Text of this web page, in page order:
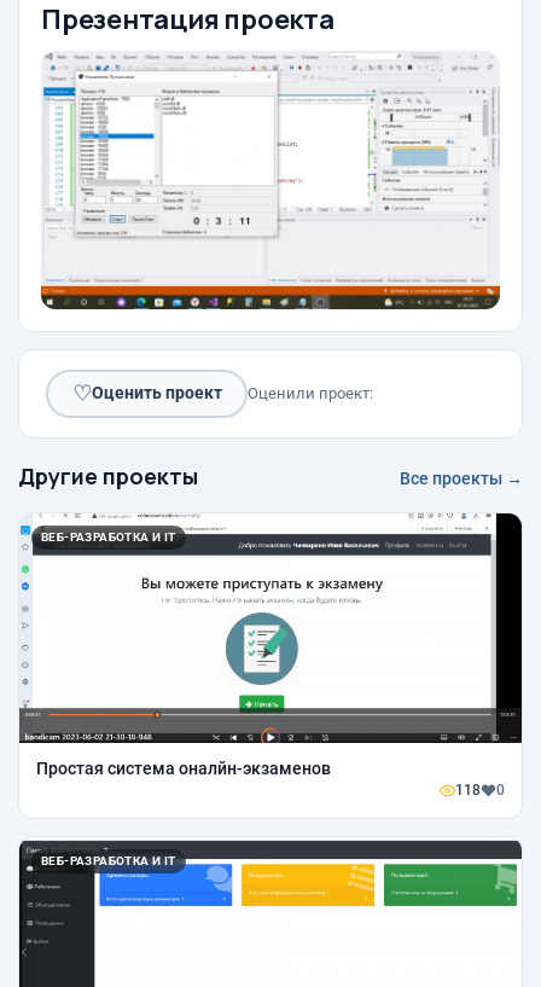
Презентация проекта
♡Оценить проект Оценили проект:
Другие проекты Все проекты →
ВЕБ-РАЗРАБОТКА И IT
Простая система оналйн-экзаменов
118 0
ВЕБ-РАЗРАБОТКА И IT